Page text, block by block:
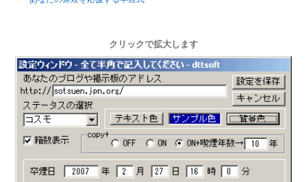
クリックで拡大します